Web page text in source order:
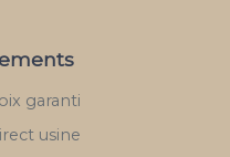
garanti
usine